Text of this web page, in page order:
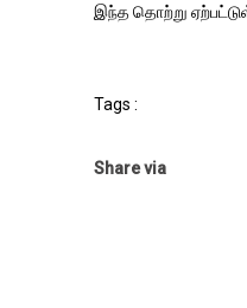
இந்த தொற்று
Tags :
Share via